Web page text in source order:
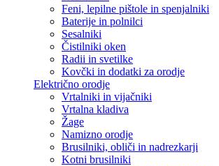
Feni, lepilne pištole in spenjalniki
Baterije in polnilci
Sesalniki
Čistilniki oken
Radii in svetilke
Kovčki in dodatki za orodje
Električno orodje
Vrtalniki in vijačniki
Vrtalna kladiva
Žage
Namizno orodje
Brusilniki, obliči in nadrezkarji
Kotni brusilniki